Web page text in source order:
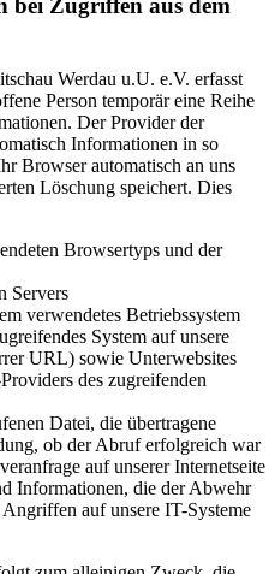
bei Zugriffen aus dem
Werdau u.U. e.V. erfasst
Person temporär eine Reihe
Der Provider der
Informationen in so
Browser automatisch an uns
Löschung speichert. Dies
Browsertyps und der
Servers
verwendetes Betriebssystem
System auf unsere
URL) sowie Unterwebsites
des zugreifenden
Datei, die übertragene
ob der Abruf erfolgreich war
auf unserer Internetseite
Informationen, die der Abwehr
auf unsere IT-Systeme